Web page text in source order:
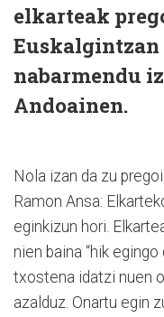
elkarteak
nabarmendu
Andoainen.
Nola izan da zu
Ramon Ansa:
eginkizun hori.
nien baina “hik
txostena idatzi nuen
azalduz. Onartu egin